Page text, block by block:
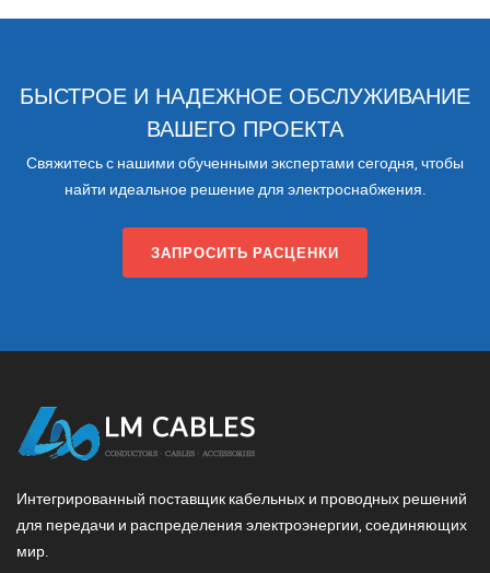
БЫСТРОЕ И НАДЕЖНОЕ ОБСЛУЖИВАНИЕ
ВАШЕГО ПРОЕКТА
Свяжитесь с нашими обученными экспертами сегодня, чтобы
найти идеальное решение для электроснабжения.
ЗАПРОСИТЬ РАСЦЕНКИ
Интегрированный поставщик кабельных и проводных решений
для передачи и распределения электроэнергии, соединяющих
мир.